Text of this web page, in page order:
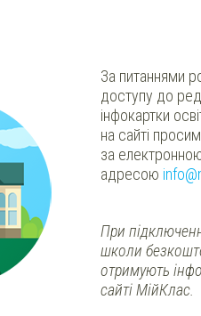
За питаннями
доступу до
інфокартки
на сайті
за
адресою
При
школи
отримують
сайті МійКлас.